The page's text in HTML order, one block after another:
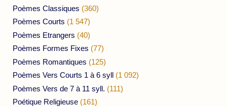
Poèmes Classiques (360)
Poèmes Courts (1 547)
Poèmes Etrangers (40)
Poèmes Formes Fixes (77)
Poèmes Romantiques (125)
Poèmes Vers Courts 1 à 6 syll (1 092)
Poèmes Vers de 7 à 11 syll. (111)
Poétique Religieuse (161)